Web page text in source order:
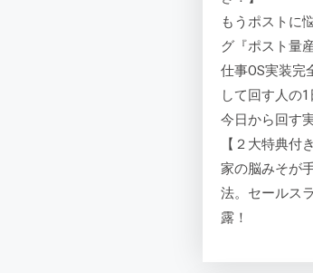
もうポストに
グ『ポスト量産
仕事OS実装
して回す人の
今日から回す
【２大特典付
家の脳みそが
法。セールス
露！